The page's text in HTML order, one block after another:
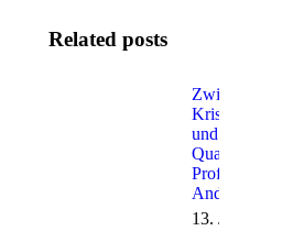
Related posts
Zwischen
Krisenfestigkeit
und
Quantenrisiko |
Prof. Dr. Ing.
Andreas Noack
13. Juli 2026